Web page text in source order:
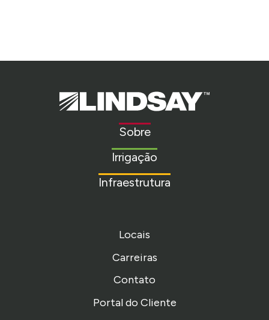
Lindsay.
Link
Sobre
Irrigação
Infraestrutura
Locais
Carreiras
Contato
Portal do Cliente